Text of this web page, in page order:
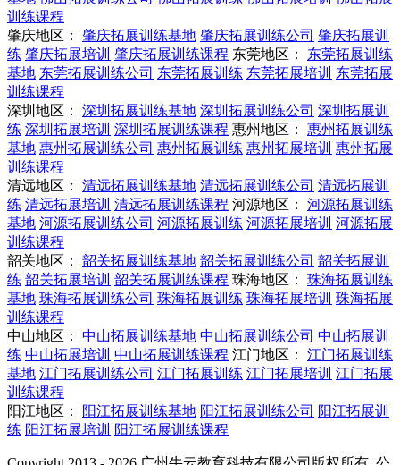
训练课程
肇庆地区：
肇庆拓展训练基地 肇庆拓展训练公司 肇庆拓展训
练 肇庆拓展培训 肇庆拓展训练课程 东莞地区：
东莞拓展训练
基地 东莞拓展训练公司 东莞拓展训练 东莞拓展培训 东莞拓展
训练课程
深圳地区：
深圳拓展训练基地 深圳拓展训练公司 深圳拓展训
练 深圳拓展培训 深圳拓展训练课程 惠州地区：
惠州拓展训练
基地 惠州拓展训练公司 惠州拓展训练 惠州拓展培训 惠州拓展
训练课程
清远地区：
清远拓展训练基地 清远拓展训练公司 清远拓展训
练 清远拓展培训 清远拓展训练课程 河源地区：
河源拓展训练
基地 河源拓展训练公司 河源拓展训练 河源拓展培训 河源拓展
训练课程
韶关地区：
韶关拓展训练基地 韶关拓展训练公司 韶关拓展训
练 韶关拓展培训 韶关拓展训练课程 珠海地区：
珠海拓展训练
基地 珠海拓展训练公司 珠海拓展训练 珠海拓展培训 珠海拓展
训练课程
中山地区：
中山拓展训练基地 中山拓展训练公司 中山拓展训
练 中山拓展培训 中山拓展训练课程 江门地区：
江门拓展训练
基地 江门拓展训练公司 江门拓展训练 江门拓展培训 江门拓展
训练课程
阳江地区：
阳江拓展训练基地 阳江拓展训练公司 阳江拓展训
练 阳江拓展培训 阳江拓展训练课程